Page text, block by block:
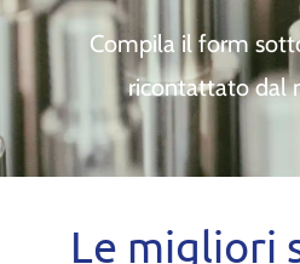
Compila il form
ricontattato dal
Le migliori